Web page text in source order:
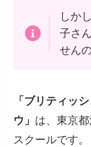
しか
子さ
せん
「ブリティッ
ウ」 は、東京
スクールです。